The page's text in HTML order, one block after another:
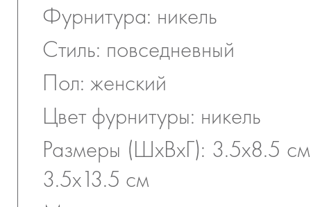
Фурнитура: никель
Стиль: повседневный
Пол: женский
Цвет фурнитуры: никель
Размеры (ШхВхГ): 3.5х8.5
3.5х13.5 см